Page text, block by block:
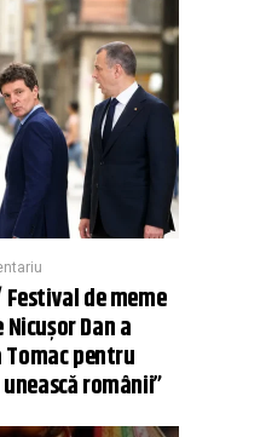
Festival de meme
Dan a
pentru
românii”